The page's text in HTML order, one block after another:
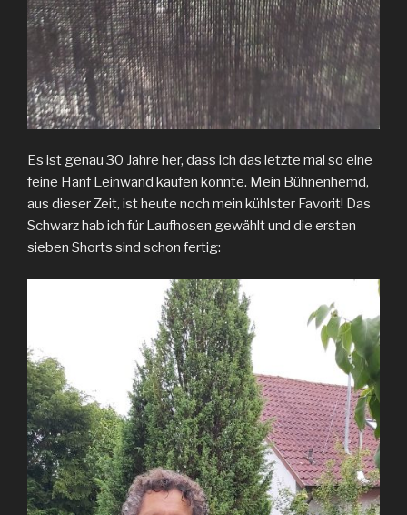
Es ist genau 30 Jahre her, dass ich das letzte mal so eine
feine Hanf Leinwand kaufen konnte. Mein Bühnenhemd,
aus dieser Zeit, ist heute noch mein kühlster Favorit! Das
Schwarz hab ich für Laufhosen gewählt und die ersten
sieben Shorts sind schon fertig: